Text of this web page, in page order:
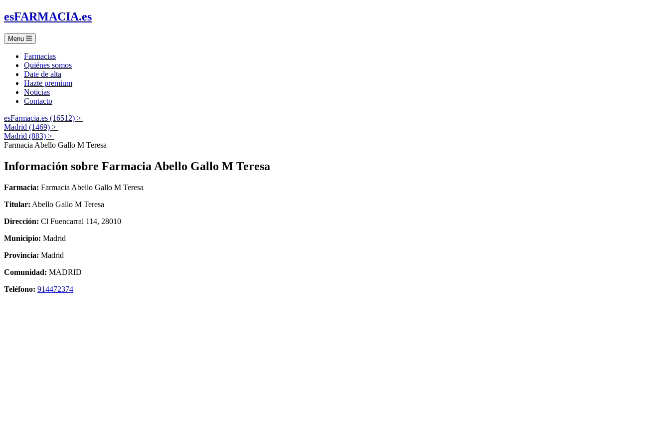
esFARMACIA.es
Menu
Farmacias
Quiénes somos
Date de alta
Hazte premium
Noticias
Contacto
esFarmacia.es (16512) >
Madrid (1469) >
Madrid (883) >
Farmacia Abello Gallo M Teresa
Información sobre Farmacia Abello Gallo M Teresa
Farmacia: Farmacia Abello Gallo M Teresa
Titular: Abello Gallo M Teresa
Dirección: Cl Fuencarral 114, 28010
Municipio: Madrid
Provincia: Madrid
Comunidad: MADRID
Teléfono: 914472374